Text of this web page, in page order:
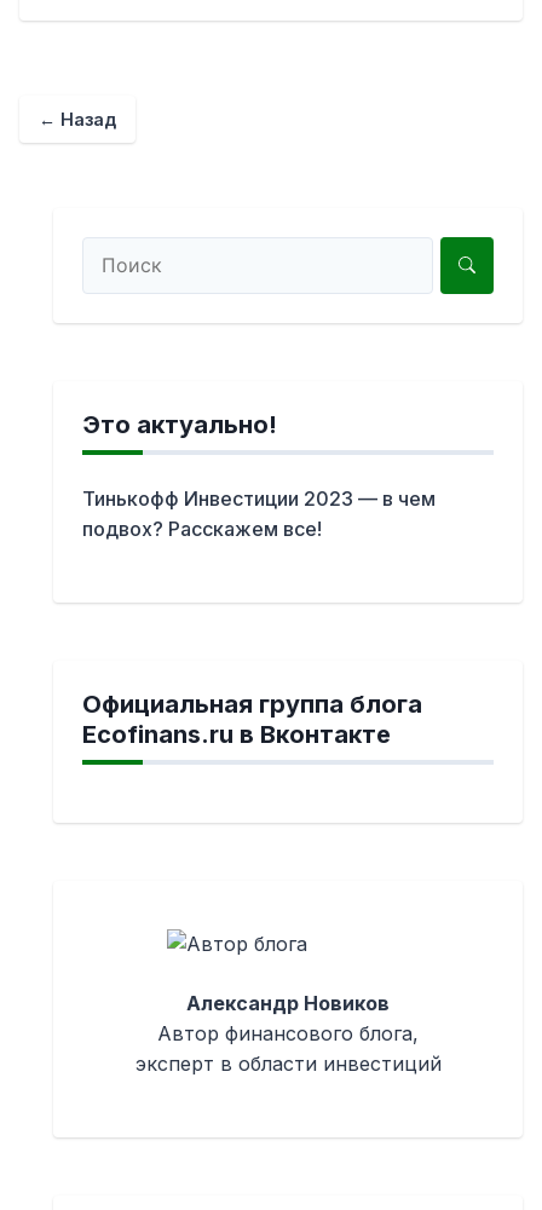
← Назад
Это актуально!
Тинькофф Инвестиции 2023 — в чем
подвох? Расскажем все!
Официальная группа блога
Ecofinans.ru в Вконтакте
Александр Новиков
Автор финансового блога,
эксперт в области инвестиций